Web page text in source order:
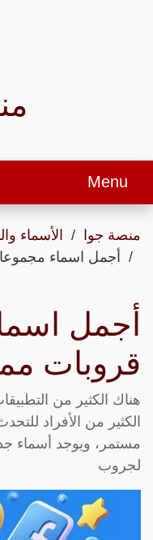
Menu
منصة جوا
الأسماء
أجمل اسماء
أجمل
قروبات
هناك الكثير من
الكثير من الأفراد
مستمر، ويوجد أسماء
لجروب